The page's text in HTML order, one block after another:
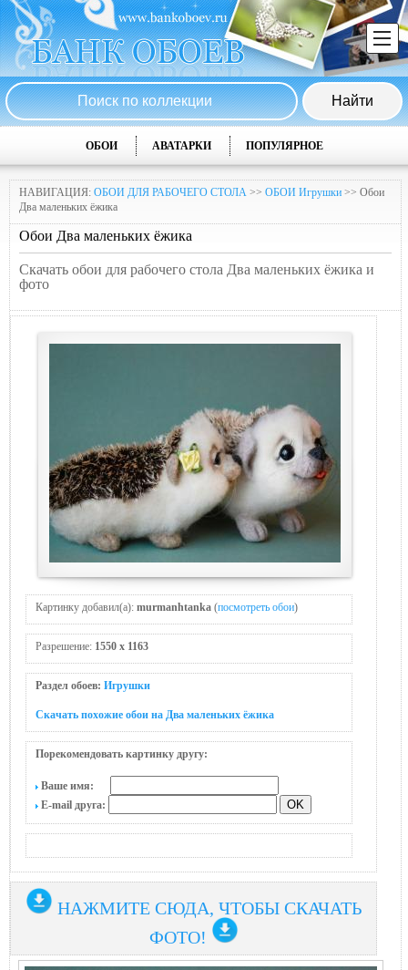
ОБОИ АВАТАРКИ ПОПУЛЯРНОЕ
НАВИГАЦИЯ: ОБОИ ДЛЯ РАБОЧЕГО СТОЛА >> ОБОИ Игрушки >> Обои
Два маленьких ёжика
Обои Два маленьких ёжика
Скачать обои для рабочего стола Два маленьких ёжика и
фото
Картинку добавил(а): murmanhtanka (посмотреть обои)
Разрешение: 1550 x 1163
Раздел обоев: Игрушки
Скачать похожие обои на Два маленьких ёжика
Порекомендовать картинку другу:
Ваше имя:
E-mail друга:
НАЖМИТЕ СЮДА, ЧТОБЫ СКАЧАТЬ
ФОТО!